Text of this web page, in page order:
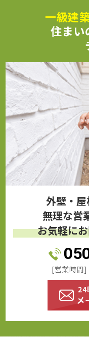
一級建
住まい
外壁・
無理な営
お気軽に
[営業時間]